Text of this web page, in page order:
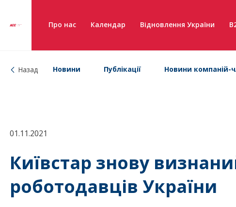
Про нас Календар Відновлення України
Назад Новини Публікації Новини компаній-
01.11.2021
Київстар знову
роботодавців України